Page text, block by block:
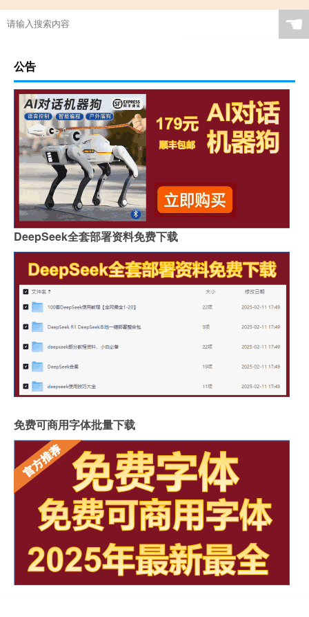
☚
公告
DeepSeek全套部署资料免费下载
免费可商用字体批量下载